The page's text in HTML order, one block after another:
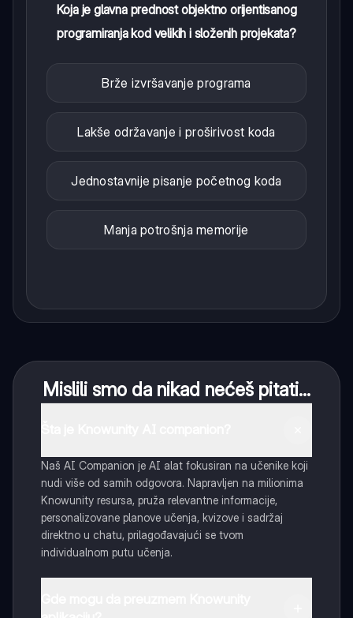
Koja je glavna prednost objektno orijentisanog
programiranja kod velikih i složenih projekata?
Brže izvršavanje programa
Lakše održavanje i proširivost koda
Jednostavnije pisanje početnog koda
Manja potrošnja memorije
Mislili smo da nikad nećeš pitati...
Naš AI Companion je AI alat fokusiran na učenike koji
nudi više od samih odgovora. Napravljen na milionima
Knowunity resursa, pruža relevantne informacije,
personalizovane planove učenja, kvizove i sadržaj
direktno u chatu, prilagođavajući se tvom
individualnom putu učenja.